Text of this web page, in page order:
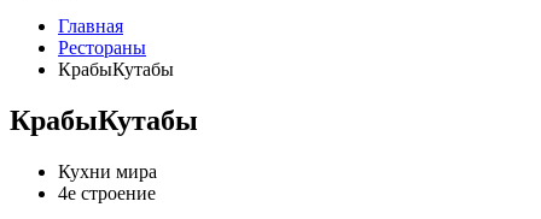
Главная
Рестораны
КрабыКутабы
КрабыКутабы
Кухни мира
4е строение